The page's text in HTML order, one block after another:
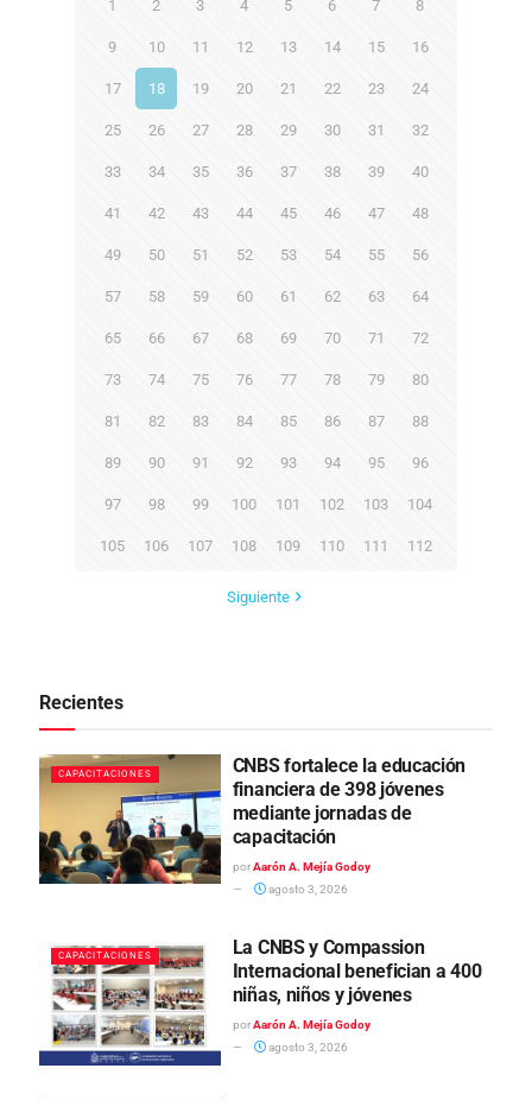
1 2 3 4 5 6 7 8
9 10 11 12 13 14 15 16
17 18 19 20 21 22 23 24
25 26 27 28 29 30 31 32
33 34 35 36 37 38 39 40
41 42 43 44 45 46 47 48
49 50 51 52 53 54 55 56
57 58 59 60 61 62 63 64
65 66 67 68 69 70 71 72
73 74 75 76 77 78 79 80
81 82 83 84 85 86 87 88
89 90 91 92 93 94 95 96
97 98 99 100 101 102 103 104
105 106 107 108 109 110 111 112
Siguiente
Recientes
CAPACITACIONES
CNBS fortalece la educación
financiera de 398 jóvenes
mediante jornadas de
capacitación
por Aarón A. Mejía Godoy
agosto 3, 2026
CAPACITACIONES
La CNBS y Compassion
Internacional benefician a 400
niñas, niños y jóvenes
por Aarón A. Mejía Godoy
agosto 3, 2026